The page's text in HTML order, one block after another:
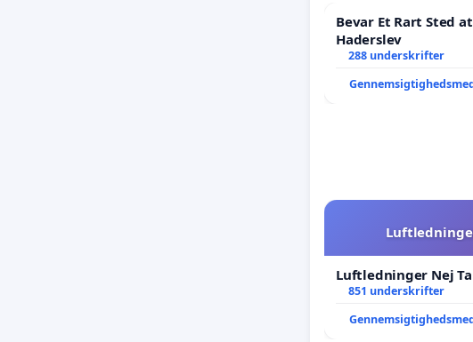
Bevar Et Rart Sted
Haderslev
288 underskrifter
Luftledninger Nej
851 underskrifter